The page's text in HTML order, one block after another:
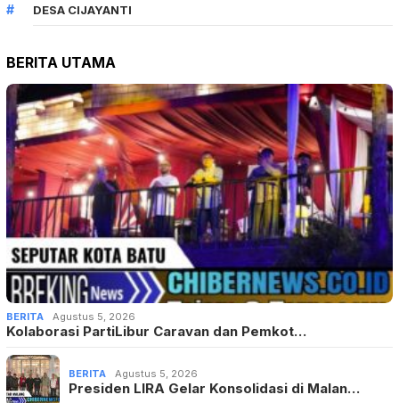
DESA CIJAYANTI
BERITA UTAMA
BERITA Agustus 5, 2026
Kolaborasi PartiLibur Caravan dan Pemkot…
BERITA Agustus 5, 2026
Presiden LIRA Gelar Konsolidasi di Malan…